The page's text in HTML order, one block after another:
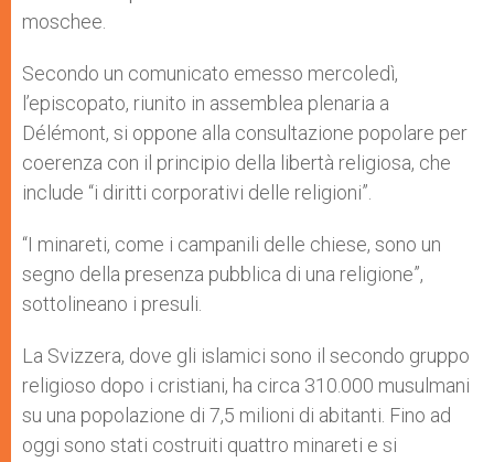
moschee.
Secondo un comunicato emesso mercoledì,
l’episcopato, riunito in assemblea plenaria a
Délémont, si oppone alla consultazione popolare per
coerenza con il principio della libertà religiosa, che
include “i diritti corporativi delle religioni”.
“I minareti, come i campanili delle chiese, sono un
segno della presenza pubblica di una religione”,
sottolineano i presuli.
La Svizzera, dove gli islamici sono il secondo gruppo
religioso dopo i cristiani, ha circa 310.000 musulmani
su una popolazione di 7,5 milioni di abitanti. Fino ad
oggi sono stati costruiti quattro minareti e si